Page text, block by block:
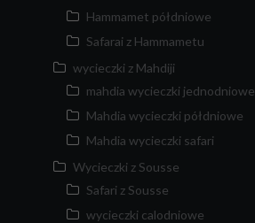
Hammamet półdniowe
Safarai z Hammametu
wycieczki z Mahdiji
mahdia wycieczki jednodniowe
Mahdia wycieczki półdniowe
Mahdia wycieczki safari
Wycieczki z Sousse
Safari z Sousse
wycieczki calodniowe